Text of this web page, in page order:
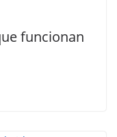
funcionan